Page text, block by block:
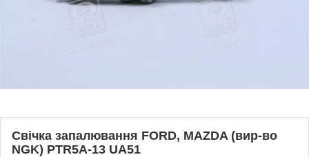
Свічка запалювання FORD, MAZDA (вир-во
NGK) PTR5A-13 UA51